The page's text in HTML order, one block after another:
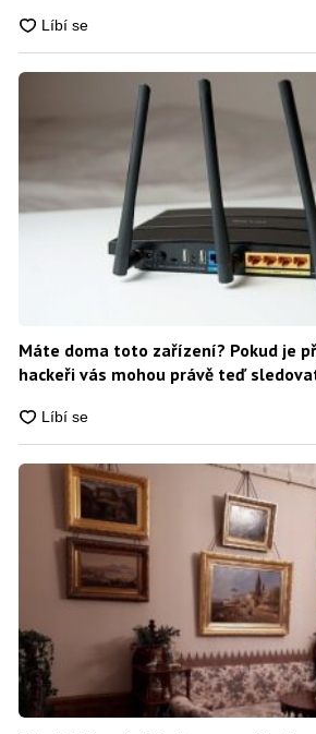
Máte doma toto zařízení? Pokud je
hackeři vás mohou právě teď